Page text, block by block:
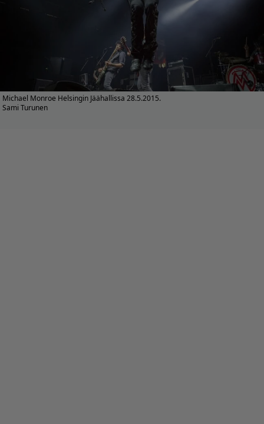
Michael Monroe Helsingin Jäähallissa 28.5.2015.
Sami Turunen